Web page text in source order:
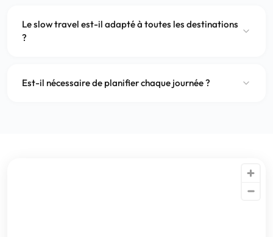
Le slow travel est-il adapté à toutes les destinations
?
Est-il nécessaire de planifier chaque journée ?